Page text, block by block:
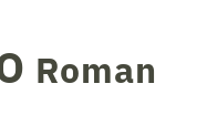
Roman